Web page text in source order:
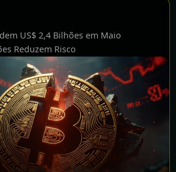
US$ 2,4 Bilhões em Maio
Reduzem Risco